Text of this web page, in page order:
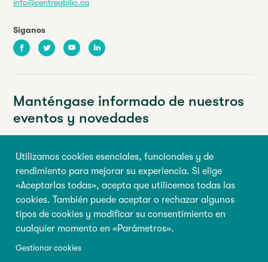
Utilizamos cookies esenciales, funcionales y de
rendimiento para mejorar su experiencia. Si elige
«Aceptarlas todas», acepta que utilicemos todas las
cookies. También puede aceptar o rechazar algunos
tipos de cookies y modificar su consentimiento en
cualquier momento en «Parámetros».
Gestionar cookies
info@centreabilio.ca
Síganos
FacebookTwitter YoutubeLinkedIn
Manténgase informado de nuestros
eventos y novedades
Nombre de pila Apellido
Inscribirse